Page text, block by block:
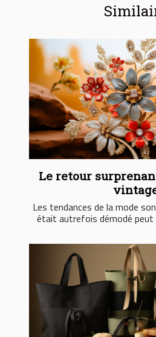
Le retour
Les tendances de la mode
était autrefois démodé peut